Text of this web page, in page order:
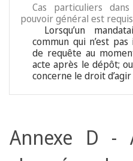
Cas particuliers
pouvoir général est
Lorsqu’un
commun qui n’est
de requête au
acte après le dépôt;
concerne le droit
Annexe D -